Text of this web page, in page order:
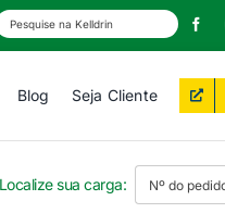
Blog Seja Cliente
sua carga: